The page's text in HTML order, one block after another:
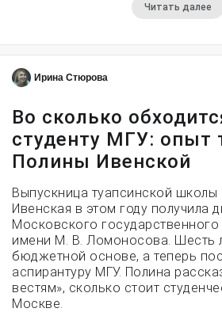
Читать далее
Ирина Стюрова
Во сколько
студенту МГУ: опыт
Полины Ивенской
Выпускница туапсинской
Ивенская в этом году получила
Московского государственного
имени М. В. Ломоносова. Шесть
бюджетной основе, а теперь
аспирантуру МГУ. Полина
вестям», сколько стоит
Москве.